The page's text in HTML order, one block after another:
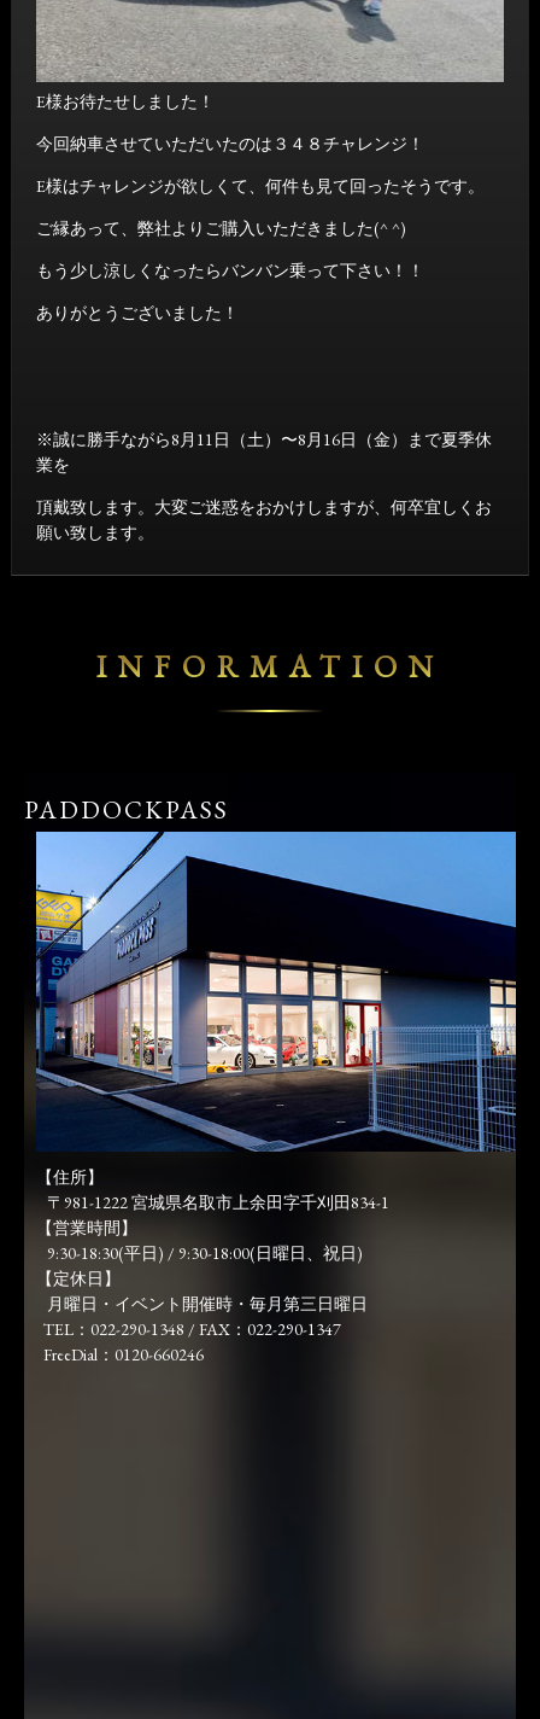
E様お待たせしました！
今回納車させていただいたのは３４８チャレンジ！
E様はチャレンジが欲しくて、何件も見て回ったそうです。
ご縁あって、弊社よりご購入いただきました(^ ^)
もう少し涼しくなったらバンバン乗って下さい！！
ありがとうございました！
※誠に勝手ながら8月11日（土）〜8月16日（金）まで夏季休
業を
頂戴致します。大変ご迷惑をおかけしますが、何卒宜しくお
願い致します。
INFORMATION
PADDOCKPASS
【住所】
〒981-1222 宮城県名取市上余田字千刈田834-1
【営業時間】
9:30-18:30(平日) / 9:30-18:00(日曜日、祝日)
【定休日】
月曜日・イベント開催時・毎月第三日曜日
TEL：022-290-1348 / FAX：022-290-1347
FreeDial：0120-660246